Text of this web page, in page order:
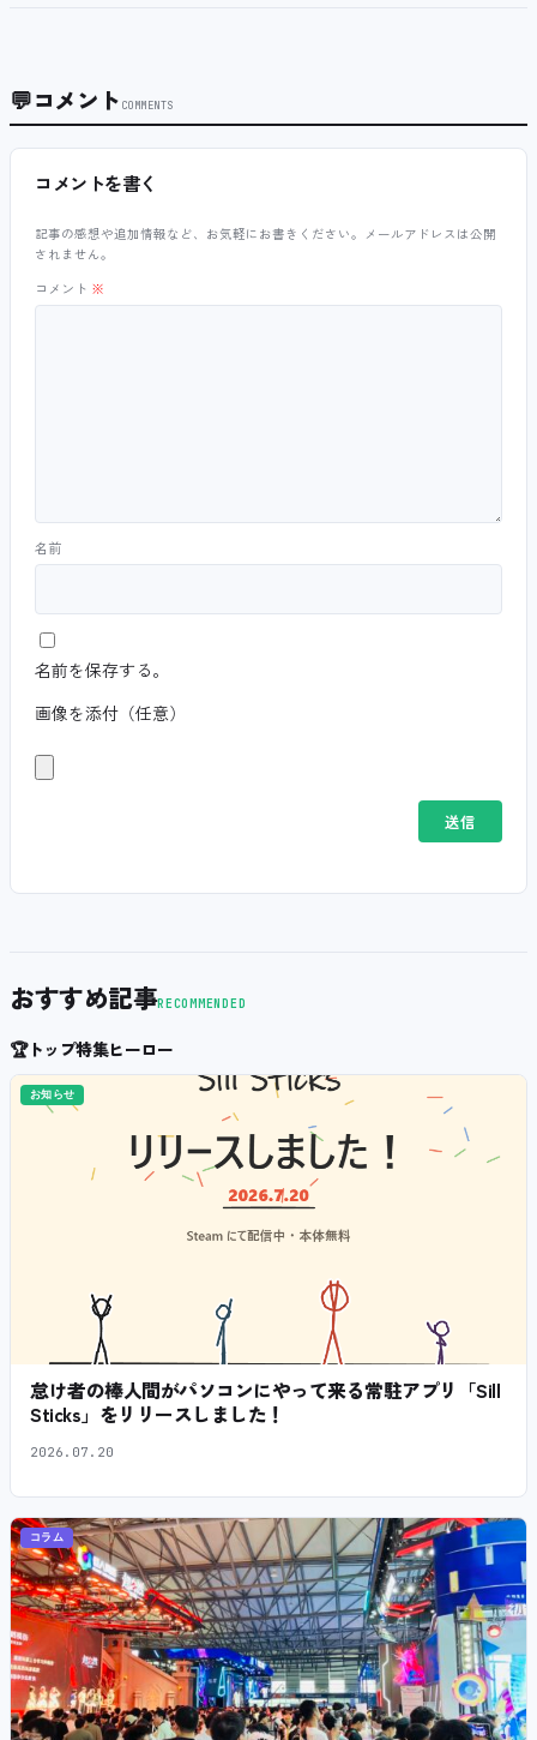
💬コメント COMMENTS
コメントを書く
記事の感想や追加情報など、お気軽にお書きください。メールアドレスは公開
されません。
コメント ※
名前
名前を保存する。
画像を添付（任意）
おすすめ記事RECOMMENDED
🏆トップ特集ヒーロー
お知らせ
怠け者の棒人間がパソコンにやって来る常駐アプリ「Sill
Sticks」をリリースしました！
2026.07.20
コラム